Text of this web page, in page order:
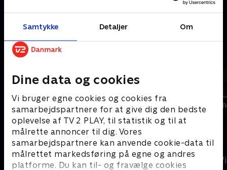
Samtykke Detaljer Om
Dine data og cookies
Vi bruger egne cookies og cookies fra
samarbejdspartnere for at give dig den bedste
oplevelse af TV 2 PLAY, til statistik og til at
målrette annoncer til dig. Vores
samarbejdspartnere kan anvende cookie-data til
målrettet markedsføring på egne og andres
platforme. Du kan til- og fravælge cookies
Kræver tilkøb
Mere indhold fra Disney+
The Shards
Star Wars: